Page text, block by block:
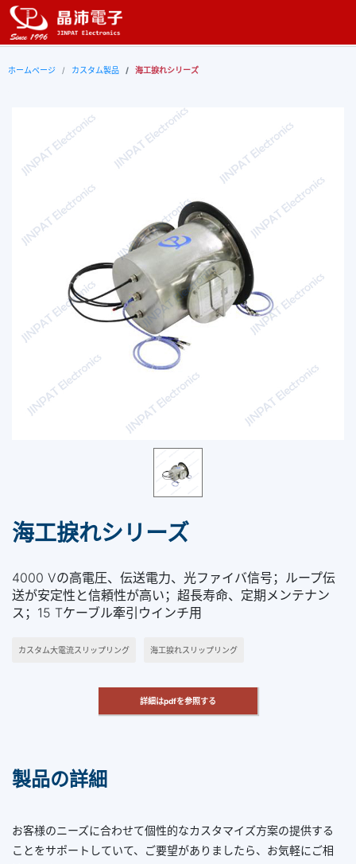
ホームページ カスタム製品 海工捩れシリーズ
海工捩れシリーズ
4000 Vの高電圧、伝送電力、光ファイバ信号；ループ伝
送が安定性と信頼性が高い；超長寿命、定期メンテナン
ス；15 Tケーブル牽引ウインチ用
カスタム大電流スリップリング 海工捩れスリップリング
詳細はpdfを参照する
製品の詳細
お客様のニーズに合わせて個性的なカスタマイズ方案の提供する
ことをサポートしていて、ご要望がありましたら、お気軽にご相